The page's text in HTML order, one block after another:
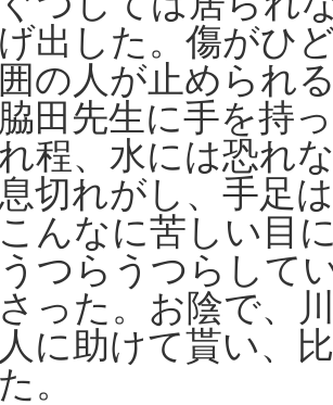
出した。傷がひ
の人が止められ
田先生に手を持
程、水には恐れ
切れがし、手足
んなに苦しい目
つらうつらして
った。お陰で、
に助けて貰い、
。